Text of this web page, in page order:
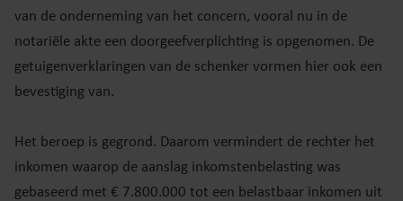
van de onderneming van het concern, vooral nu in de
notariële akte een doorgeefverplichting is opgenomen. De
getuigenverklaringen van de schenker vormen hier ook een
bevestiging van.
Het beroep is gegrond. Daarom vermindert de rechter het
inkomen waarop de aanslag inkomstenbelasting was
gebaseerd met € 7.800.000 tot een belastbaar inkomen uit